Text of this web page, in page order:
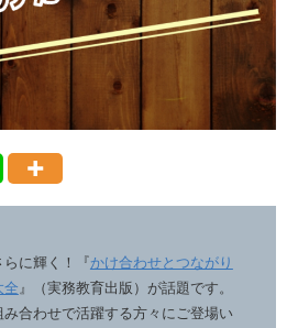
に輝く！『かけ合わせとつながり
全 』（実務教育出版）が話題です。
合わせで活躍する方々にご登場い